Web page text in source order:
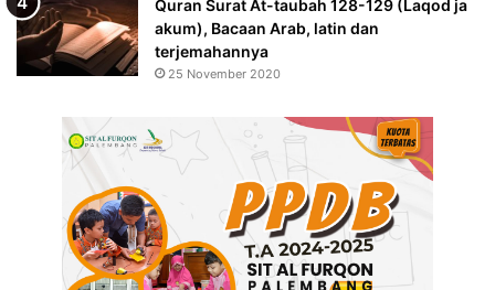
Quran Surat At-taubah 128-129 (Laqod ja
akum), Bacaan Arab, latin dan
terjemahannya
25 November 2020